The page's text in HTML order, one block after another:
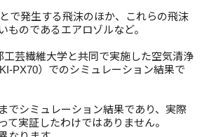
で発生する飛沫のほか、これらの飛沫
ものであるエアロゾルなど。
工芸繊維大学と共同で実施した空気清浄
PX70）でのシミュレーション結果で
でシミュレーション結果であり、実際
て実証したわけではありません。